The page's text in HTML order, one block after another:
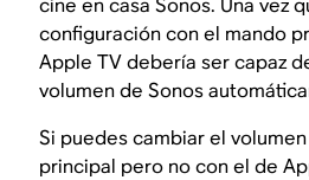
cine en casa Sonos. Una vez
configuración con el mando
Apple TV debería ser capaz
volumen de Sonos
Si puedes cambiar el
principal pero no con el de